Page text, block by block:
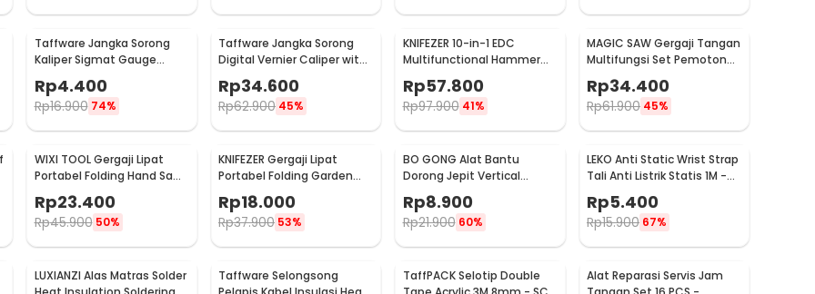
Taffware Jangka Sorong
Kaliper Sigmat Gauge
600
Rp4.400
Rp16.900 74%
Taffware Jangka Sorong
Digital Vernier Caliper with
LCD Screen 150mm - JIGO-
150
Rp34.600
Rp62.900 45%
KNIFEZER 10-in-1 EDC
Multifunctional Hammer
Tool for Camping Survival -
WL-9003
Rp57.800
Rp97.900 41%
MAGIC SAW Gergaji Tangan
Multifungsi Set Pemotong
Kayu Besi
Rp34.400
Rp61.900 45%
WIXI TOOL Gergaji Lipat
Portabel Folding Hand Saw
39cm - JSZ-002
Rp23.400
Rp45.900 50%
KNIFEZER Gergaji Lipat
Portabel Folding Garden
Hand Saw - LA145
Rp18.000
Rp37.900 53%
BO GONG Alat Bantu
Dorong Jepit Vertical
Toggle Clamp Hold Down
Handle - GH-13009
Rp8.900
Rp21.900 60%
LEKO Anti Static Wrist Strap
Tali Anti Listrik Statis 1M -
Rp5.400
Rp15.900 67%
LUXIANZI Alas Matras Solder
Taffware Selongsong
TaffPACK Selotip Double
Alat Reparasi Servis Jam